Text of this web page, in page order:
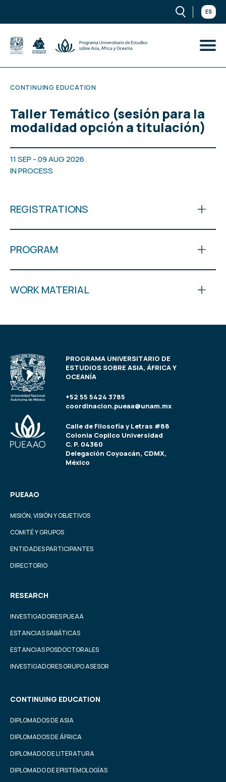
ES
CONTINUING EDUCATION
Taller Temático (sesión para la
modalidad opción a titulación)
11 SEP - 09 AUG 2026
IN PROCESS
REGISTRATIONS
PROGRAM
WORK MATERIAL
PROGRAMA UNIVERSITARIO DE
ESTUDIOS SOBRE ASIA, ÁFRICA Y
OCEANÍA
+52 55 5424 3785
coordinacion.pueaa@unam.mx
Calle de Filosofía y Letras #88
Colonia Copilco Universidad
C. P. 04360
Delegación Coyoacán, CDMX,
México
PUEAAO
MISIÓN, VISIÓN Y OBJETIVOS
COMITÉ Y GRUPOS
ENTIDADES PARTICIPANTES
DIRECTORIO
RESEARCH
INVESTIGADORES PUEAA
ESTANCIAS SABÁTICAS
ESTANCIAS POSDOCTORALES
INVESTIGADORES GRUPO ASESOR
CONTINUING EDUCATION
DIPLOMADOS DE ASIA
DIPLOMADOS DE ÁFRICA
DIPLOMADO DE LITERATURA
DIPLOMADO DE EPISTEMOLOGÍAS